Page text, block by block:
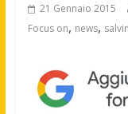
21 Gennaio 2015
Focus on, news,